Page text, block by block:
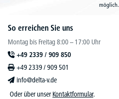
möglich.
So erreichen Sie uns
Montag bis Freitag 8:00 – 17:00 Uhr
+49 2339 / 909 850
+49 2339 / 909 501
info@delta-v.de
Oder über unser Kontaktformular.